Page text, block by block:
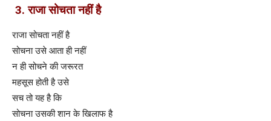
3. राजा सोचता नहीं है
राजा सोचता नहीं है
सोचना उसे आता ही नहीं
न ही सोचने की जरूरत
महसूस होती है उसे
सच तो यह है कि
सोचना उसकी शान के खिलाफ है